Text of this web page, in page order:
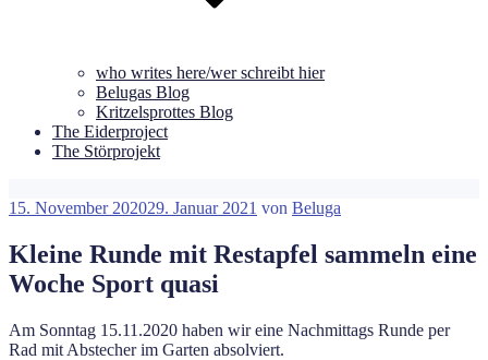
who writes here/wer schreibt hier
Belugas Blog
Kritzelsprottes Blog
The Eiderproject
The Störprojekt
Veröffentlicht
15. November 202029. Januar 2021 von Beluga
Kleine Runde mit Restapfel sammeln eine
Woche Sport quasi
Am Sonntag 15.11.2020 haben wir eine Nachmittags Runde per
Rad mit Abstecher im Garten absolviert.